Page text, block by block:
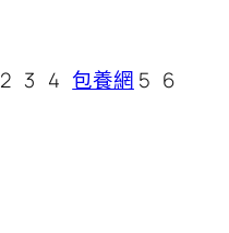
2 3 4包養網 5 6